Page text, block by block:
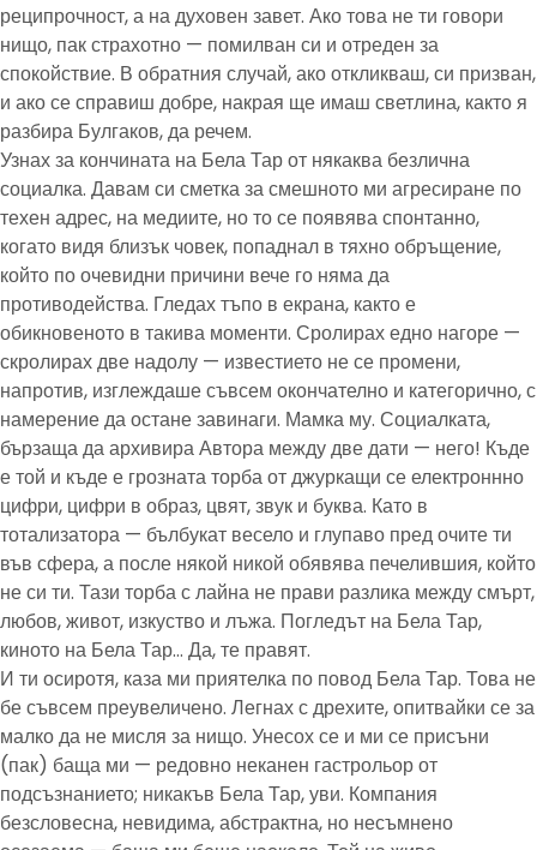
реципрочност, а на духовен завет. Ако това не ти говори
нищо, пак страхотно — помилван си и отреден за
спокойствие. В обратния случай, ако откликваш, си призван,
и ако се справиш добре, накрая ще имаш светлина, както я
разбира Булгаков, да речем.
Узнах за кончината на Бела Тар от някаква безлична
социалка. Давам си сметка за смешното ми агресиране по
техен адрес, на медиите, но то се появява спонтанно,
когато видя близък човек, попаднал в тяхно обръщение,
който по очевидни причини вече го няма да
противодейства. Гледах тъпо в екрана, както е
обикновеното в такива моменти. Сролирах едно нагоре —
скролирах две надолу — известието не се промени,
напротив, изглеждаше съвсем окончателно и категорично, с
намерение да остане завинаги. Мамка му. Социалката,
бързаща да архивира Автора между две дати — него! Къде
е той и къде е грозната торба от джуркащи се електроннно
цифри, цифри в образ, цвят, звук и буква. Като в
тотализатора — бълбукат весело и глупаво пред очите ти
във сфера, а после някой никой обявява печелившия, който
не си ти. Тази торба с лайна не прави разлика между смърт,
любов, живот, изкуство и лъжа. Погледът на Бела Тар,
киното на Бела Тар… Да, те правят.
И ти осиротя, каза ми приятелка по повод Бела Тар. Това не
бе съвсем преувеличено. Легнах с дрехите, опитвайки се за
малко да не мисля за нищо. Унесох се и ми се присъни
(пак) баща ми — редовно неканен гастрольор от
подсъзнанието; никакъв Бела Тар, уви. Компания
безсловесна, невидима, абстрактна, но несъмнено